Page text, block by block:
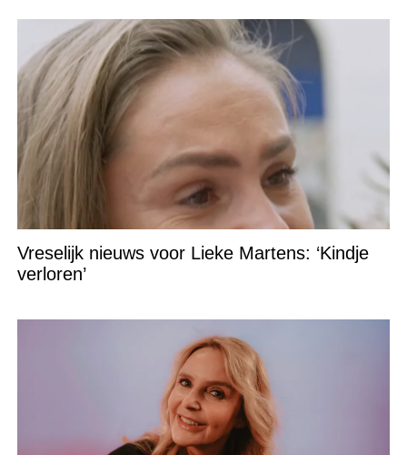
Vreselijk nieuws voor Lieke Martens: ‘Kindje
verloren’